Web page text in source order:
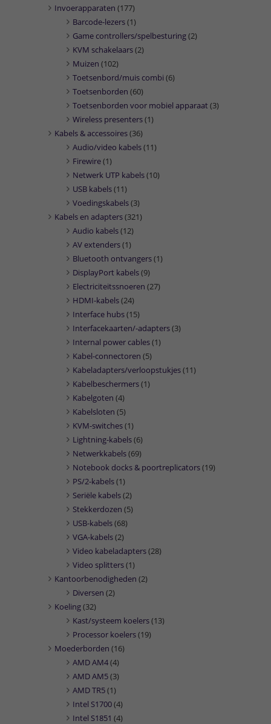
Invoerapparaten (177)
Barcode-lezers(1)
Game controllers/spelbesturing(2)
KVM schakelaars(2)
Muizen (102)
Toetsenbord/muis combi (6)
Toetsenborden (60)
Toetsenborden voor mobiel apparaat(3)
Wireless presenters(1)
Kabels & accessoires(36)
Audio/video kabels(11)
Firewire(1)
Netwerk UTP kabels(10)
USB kabels(11)
Voedingskabels(3)
Kabels en adapters(321)
Audio kabels(12)
AV extenders(1)
Bluetooth ontvangers(1)
DisplayPort kabels(9)
Electriciteitssnoeren (27)
HDMI-kabels(24)
Interface hubs(15)
Interfacekaarten/-adapters(3)
Internal power cables(1)
Kabel-connectoren (5)
Kabeladapters/verloopstukjes(11)
Kabelbeschermers(1)
Kabelgoten (4)
Kabelsloten (5)
KVM-switches(1)
Lightning-kabels(6)
Netwerkkabels(69)
Notebook docks & poortreplicators(19)
PS/2-kabels(1)
Seriële kabels(2)
Stekkerdozen (5)
USB-kabels(68)
VGA-kabels(2)
Video kabeladapters(28)
Video splitters(1)
Kantoorbenodigheden (2)
Diversen (2)
Koeling(32)
Kast/systeem koelers(13)
Processor koelers(19)
Moederborden (16)
AMD AM4(4)
AMD AM5(3)
AMD TR5(1)
Intel S1700(4)
Intel S1851 (4)